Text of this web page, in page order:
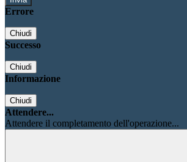
Errore
Chiudi
Successo
Chiudi
Informazione
Chiudi
Attendere...
Attendere il completamento dell'operazione...